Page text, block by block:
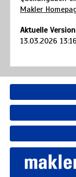
Makler
Aktuelle Version
13.03.2026